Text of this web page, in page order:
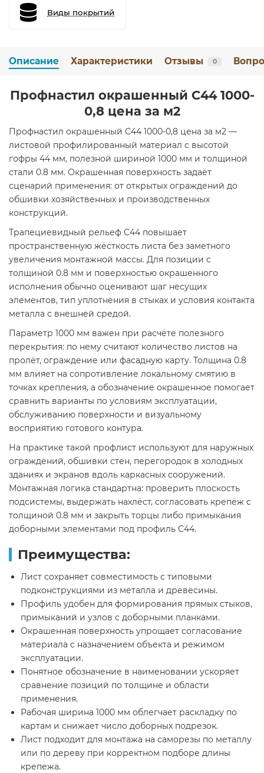
Виды покрытий
Описание Характеристики Отзывы 0
Профнастил окрашенный С44 1000-
0,8 цена за м2
Профнастил окрашенный С44 1000-0,8 цена за м2 —
листовой профилированный материал с высотой
гофры 44 мм, полезной шириной 1000 мм и толщиной
стали 0.8 мм. Окрашенная поверхность задаёт
сценарий применения: от открытых ограждений до
обшивки хозяйственных и производственных
конструкций.
Трапециевидный рельеф С44 повышает
пространственную жёсткость листа без заметного
увеличения монтажной массы. Для позиции с
толщиной 0.8 мм и поверхностью окрашенного
исполнения обычно оценивают шаг несущих
элементов, тип уплотнения в стыках и условия контакта
металла с внешней средой.
Параметр 1000 мм важен при расчёте полезного
перекрытия: по нему считают количество листов на
пролёт, ограждение или фасадную карту. Толщина 0.8
мм влияет на сопротивление локальному смятию в
точках крепления, а обозначение окрашенное помогает
сравнить варианты по условиям эксплуатации,
обслуживанию поверхности и визуальному
восприятию готового контура.
На практике такой профлист используют для наружных
ограждений, обшивки стен, перегородок в холодных
зданиях и экранов вдоль каркасных сооружений.
Монтажная логика стандартна: проверить плоскость
подсистемы, выдержать нахлёст, согласовать крепёж с
толщиной 0.8 мм и закрыть торцы либо примыкания
доборными элементами под профиль С44.
Преимущества:
Лист сохраняет совместимость с типовыми
подконструкциями из металла и древесины.
Профиль удобен для формирования прямых стыков,
примыканий и узлов с доборными планками.
Окрашенная поверхность упрощает согласование
материала с назначением объекта и режимом
эксплуатации.
Понятное обозначение в наименовании ускоряет
сравнение позиций по толщине и области
применения.
Рабочая ширина 1000 мм облегчает раскладку по
картам и снижает число доборных подрезок.
Лист подходит для монтажа на саморезы по металлу
или по дереву при корректном подборе длины
крепежа.